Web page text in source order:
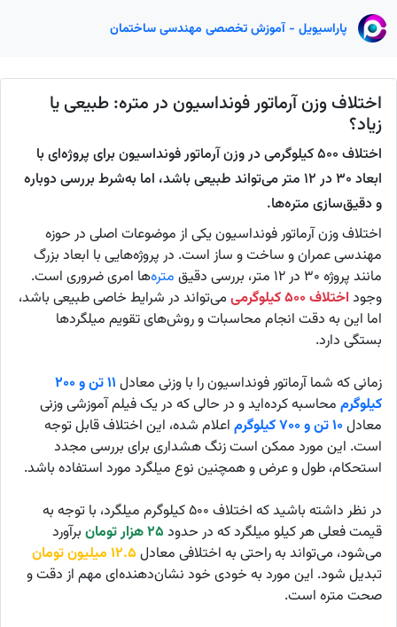
پاراسیویل - آموزش تخصصی مهندسی ساختمان
اختلاف وزن آرماتور فونداسیون در متره: طبیعی یا
زیاد؟
اختلاف ۵۰۰ کیلوگرمی در وزن آرماتور فونداسیون برای پروژه‌ای با
ابعاد ۳۰ در ۱۲ متر می‌تواند طبیعی باشد، اما به‌شرط بررسی دوباره
و دقیق‌سازی متره‌ها.
اختلاف وزن آرماتور فونداسیون یکی از موضوعات اصلی در حوزه
مهندسی عمران و ساخت و ساز است. در پروژه‌هایی با ابعاد بزرگ
مانند پروژه ۳۰ در ۱۲ متر، بررسی دقیق
متره‌ها امری ضروری است.
وجود اختلاف ۵۰۰ کیلوگرمی
می‌تواند در شرایط خاصی طبیعی باشد،
اما این به دقت انجام محاسبات و روش‌های تقویم میلگردها
بستگی دارد.
زمانی که شما آرماتور فونداسیون را با وزنی معادل
۱۱ تن و ۲۰۰
کیلوگرم محاسبه کرده‌اید و در حالی که در یک فیلم آموزشی وزنی
معادل۱۰ تن و ۷۰۰ کیلوگرم
اعلام شده، این اختلاف قابل توجه
است. این مورد ممکن است زنگ هشداری برای بررسی مجدد
استحکام، طول و عرض و همچنین نوع میلگرد مورد استفاده باشد.
در نظر داشته باشید که اختلاف ۵۰۰ کیلوگرم میلگرد، با توجه به
قیمت فعلی هر کیلو میلگرد که در حدود ۲۵ هزار تومان
برآورد
می‌شود، می‌تواند به راحتی به اختلافی معادل ۱۲.۵ میلیون تومان
تبدیل شود. این مورد به خودی خود نشان‌دهنده‌ای مهم از دقت و
صحت متره است.